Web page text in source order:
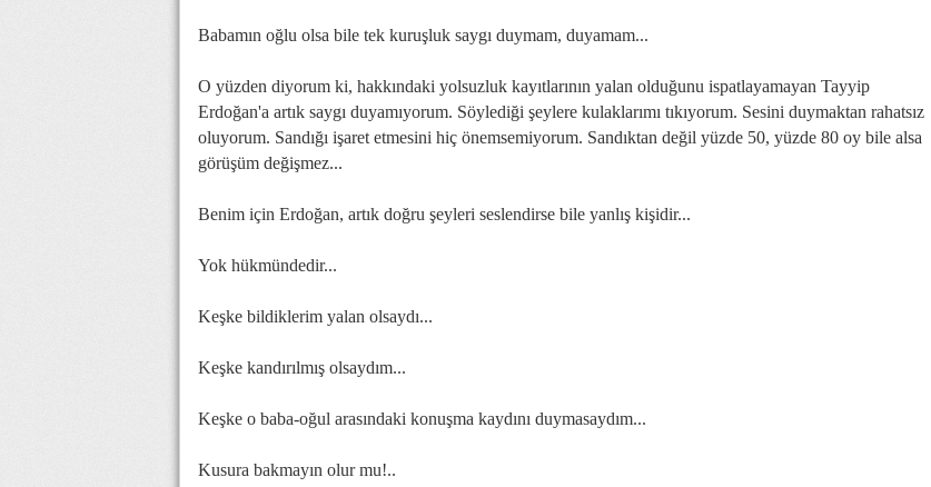
Babamın oğlu olsa bile tek kuruşluk saygı duymam, duyamam...
O yüzden diyorum ki, hakkındaki yolsuzluk kayıtlarının yalan olduğunu ispatlayamayan Tayyip
Erdoğan'a artık saygı duyamıyorum. Söylediği şeylere kulaklarımı tıkıyorum. Sesini duymaktan rahatsız
oluyorum. Sandığı işaret etmesini hiç önemsemiyorum. Sandıktan değil yüzde 50, yüzde 80 oy bile alsa
görüşüm değişmez...
Benim için Erdoğan, artık doğru şeyleri seslendirse bile yanlış kişidir...
Yok hükmündedir...
Keşke bildiklerim yalan olsaydı...
Keşke kandırılmış olsaydım...
Keşke o baba-oğul arasındaki konuşma kaydını duymasaydım...
Kusura bakmayın olur mu!..